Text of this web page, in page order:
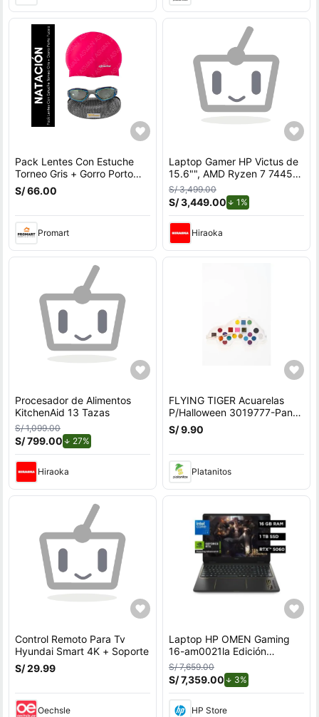
Pack Lentes Con Estuche
Torneo Gris + Gorro Porto
Fucsia
S/ 66.00
Promart
Laptop Gamer HP Victus de
15.6"", AMD Ryzen 7 7445H,
NVIDIA GeForce RTX 3050,
16GB RAM, disco sólido de
512GB, modelo 15-fb3020la
S/ 3,499.00
S/ 3,449.00 1%de descuento.
Hiraoka
Procesador de Alimentos
KitchenAid 13 Tazas
S/ 1,099.00
S/ 799.00 27%
Hiraoka
FLYING TIGER Acuarelas
P/Halloween 3019777-Pant-
A
S/ 9.90
Platanitos
Control Remoto Para Tv
Hyundai Smart 4K + Soporte
S/ 29.99
Oechsle
Laptop HP OMEN Gaming
16-am0021la Edición
League of Legends, Intel
Core i7, 16 GB RAM, GPU
NVIDIA GeForce RTX™ 5060
Windows 11 Home con
S/ 7,659.00
S/ 7,359.00 3%de descuento.
HP Store